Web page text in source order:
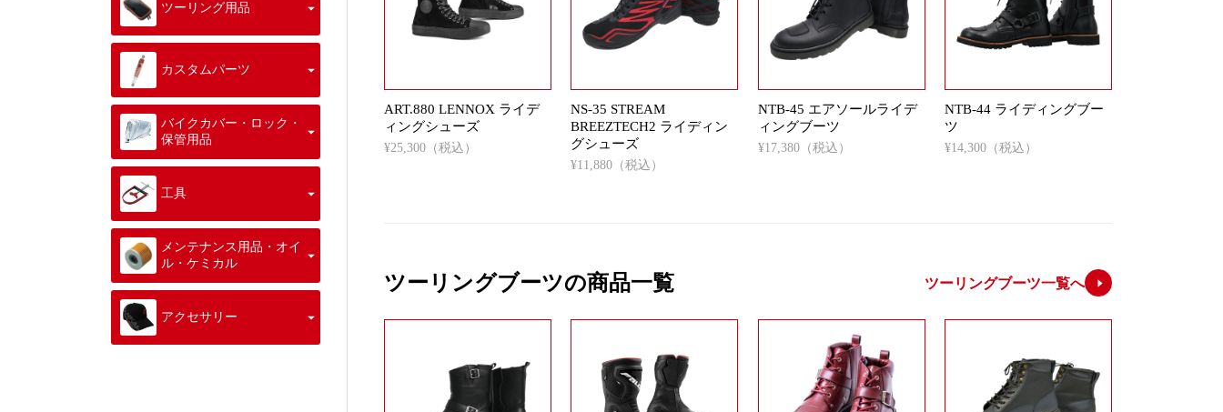
ART.880 LENNOX ライデ
ィングシューズ
¥25,300（税込）
NS-35 STREAM
BREEZTECH2 ライディン
グシューズ
¥11,880（税込）
NTB-45 エアソールライデ
ィングブーツ
¥17,380（税込）
NTB-44 ライディングブー
ツ
¥14,300（税込）
ツーリングブーツの商品一覧 ツーリングブーツ一覧へ
ツーリング用品
カスタムパーツ
バイクカバー・ロック・
保管用品
工具
メンテナンス用品・オイ
ル・ケミカル
アクセサリー